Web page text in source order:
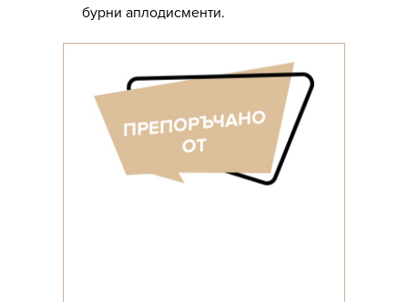
бурни аплодисменти.